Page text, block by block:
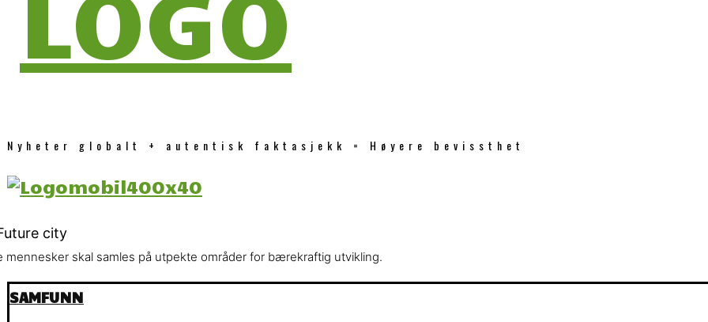
Nyheter globalt + autentisk faktasjekk = Høyere bevissthet
mennesker skal samles på utpekte områder for bærekraftig utvikling.
SAMFUNN